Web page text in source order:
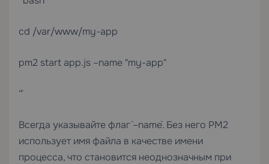
cd /var/www/my-app
pm2 start app.js –name "my-app"
“`
Всегда указывайте флаг `–name`. Без него PM2
использует имя файла в качестве имени
процесса, что становится неоднозначным при